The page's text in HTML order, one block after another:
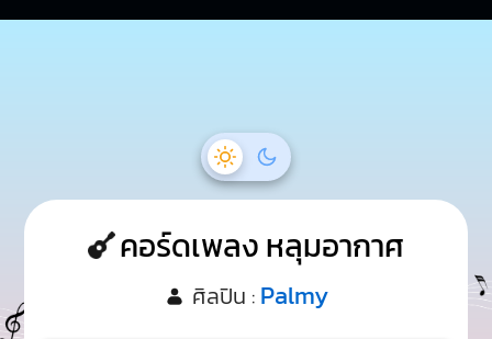
คอร์ดเพลง หลุมอากาศ
ศิลปิน : Palmy